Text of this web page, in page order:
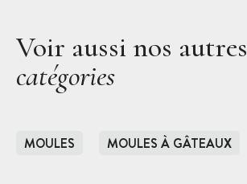
Voir aussi nos autres
catégories
MOULES MOULES À GÂTEAUX